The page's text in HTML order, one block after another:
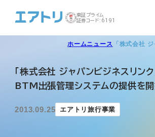
東証プライム
証券コード:6191
ホームニュース 「株式会社
「株式会社 ジャパンビジネスリン
BTM出張管理システムの提供を開
2013.09.25 エアトリ旅行事業